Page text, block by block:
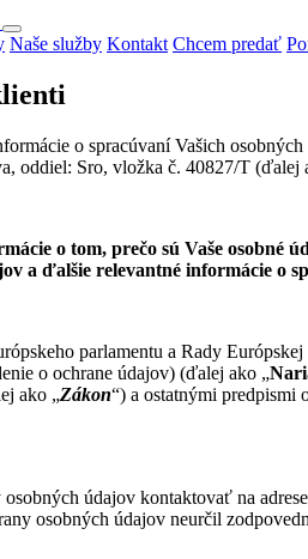
Naše služby Kontakt Chcem predať
o spracúvaní Vašich
oddiel: Sro, vložka č. 40827/T (ďalej
o tom, prečo sú Vaše osobné
a ďalšie relevantné informácie o
parlamentu a Rady
o ochrane údajov) (ďalej ako „
ako „Zákon“) a ostatnými predpismi
údajov kontaktovať na adrese
osobných údajov neurčil